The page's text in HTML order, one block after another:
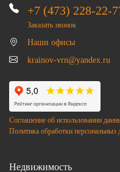
+7 (473) 228-22-
Заказать звонок
Наши офисы
krainov-vrn@yandex.ru
Соглашение об использовании
Политика обработки персональныз
Недвижимость